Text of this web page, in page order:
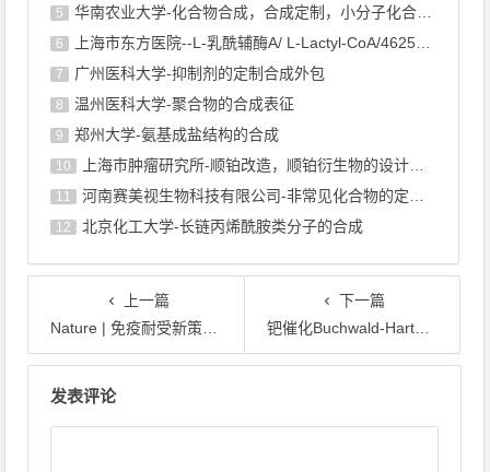
5 华南农业大学-化合物合成，合成定制，小分子化合物的订购
6 上海市东方医院--L-乳酰辅酶A/ L-Lactyl-CoA/4625-32-5/1926 ...
7 广州医科大学-抑制剂的定制合成外包
8 温州医科大学-聚合物的合成表征
9 郑州大学-氨基成盐结构的合成
10 上海巿肿瘤研究所-顺铂改造，顺铂衍生物的设计合成
11 河南赛美视生物科技有限公司-非常见化合物的定制合成，工艺研发
12 北京化工大学-长链丙烯酰胺类分子的合成
上一篇
Nature | 免疫耐受新策略：IL-2–TGFβ替代型激动剂高效诱导抗原特异性pTreg
下一篇
钯催化Buchwald-Hartwig偶联反应：构建C-N键的高效策略
发表评论